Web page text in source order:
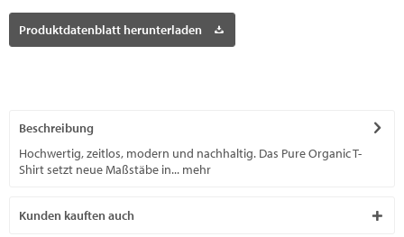
Produktdatenblatt herunterladen
Beschreibung
Hochwertig, zeitlos, modern und nachhaltig. Das Pure Organic T-
Shirt setzt neue Maßstäbe in... mehr
Kunden kauften auch